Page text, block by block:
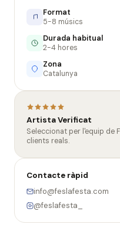
Format
5-8 músics
Durada habitual
2-4 hores
Zona
Catalunya
Artista Verificat
Seleccionat per l'equip de
clients reals.
Contacte ràpid
info@feslafesta.com
@feslafesta_